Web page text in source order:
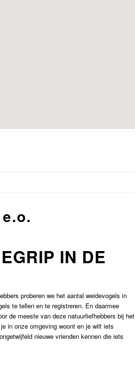
IN DE
proberen we het aantal weidevogels in
te tellen en te registreren. En daarmee
de meeste van deze natuurliefhebbers bij het
in onze omgeving woont en je wilt iets
nieuwe vrienden kennen die iets